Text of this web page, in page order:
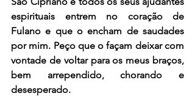
espirituais entrem no coração de
Fulano e que o encham de saudades
por mim. Peço que o façam deixar com
vontade de voltar para os meus braços,
bem arrependido, chorando e
desesperado.